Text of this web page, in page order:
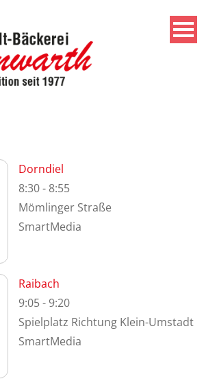
Dorndiel
8:30- 8:55
Mömlinger Straße
SmartMedia
Raibach
9:05- 9:20
Spielplatz Richtung Klein-Umstadt
SmartMedia